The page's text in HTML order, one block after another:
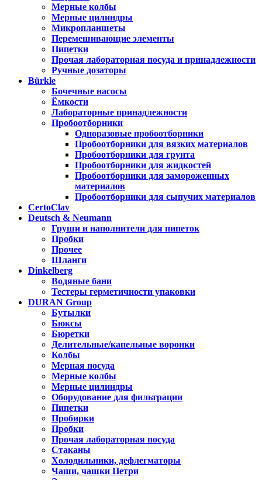
Мерные колбы
Мерные цилиндры
Микропланшеты
Перемешивающие элементы
Пипетки
Прочая лабораторная посуда и принадлежности
Ручные дозаторы
Bürkle
Бочечные насосы
Ёмкости
Лабораторные принадлежности
Пробоотборники
Одноразовые пробоотборники
Пробоотборники для вязких материалов
Пробоотборники для грунта
Пробоотборники для жидкостей
Пробоотборники для замороженных
материалов
Пробоотборники для сыпучих материалов
CertoClav
Deutsch & Neumann
Груши и наполнители для пипеток
Пробки
Прочее
Шланги
Dinkelberg
Водяные бани
Тестеры герметичности упаковки
DURAN Group
Бутылки
Бюксы
Бюретки
Делительные/капельные воронки
Колбы
Мерная посуда
Мерные колбы
Мерные цилиндры
Оборудование для фильтрации
Пипетки
Пробирки
Пробки
Прочая лабораторная посуда
Стаканы
Холодильники, дефлегматоры
Чаши, чашки Петри